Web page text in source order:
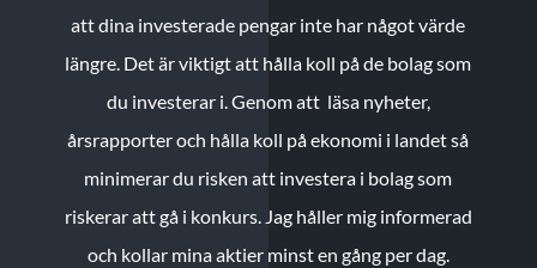
att dina investerade pengar inte har något värde
längre. Det är viktigt att hålla koll på de bolag som
du investerar i. Genom att läsa nyheter,
årsrapporter och hålla koll på ekonomi i landet så
minimerar du risken att investera i bolag som
riskerar att gå i konkurs. Jag håller mig informerad
och kollar mina aktier minst en gång per dag.